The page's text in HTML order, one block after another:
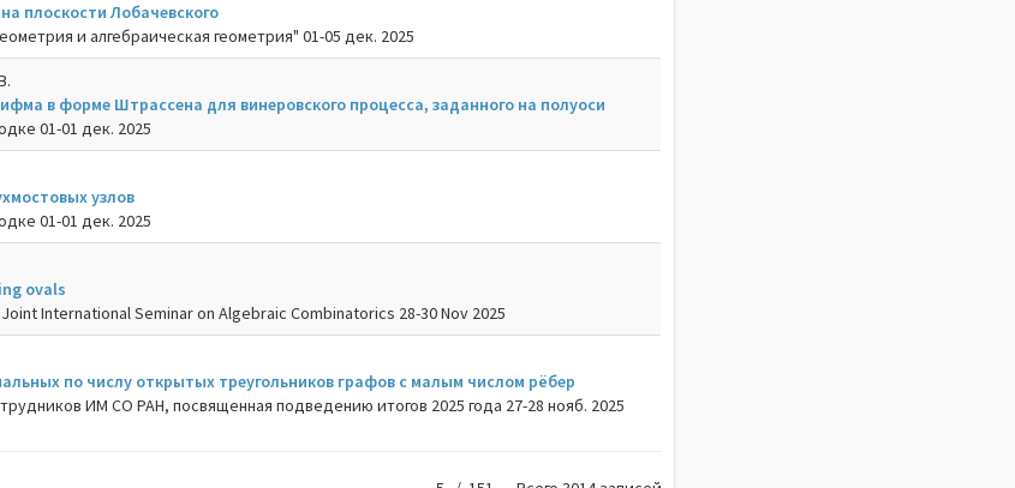
плоскости Лобачевского
и алгебраическая геометрия" 01-05 дек. 2025
в форме Штрассена для винеровского процесса, заданного на полуоси
01-01 дек. 2025
узлов
01-01 дек. 2025
ovals
Joint International Seminar on Algebraic Combinatorics 28-30 Nov 2025
по числу открытых треугольников графов с малым числом рёбер
ИМ СО РАН, посвященная подведению итогов 2025 года 27-28 нояб. 2025